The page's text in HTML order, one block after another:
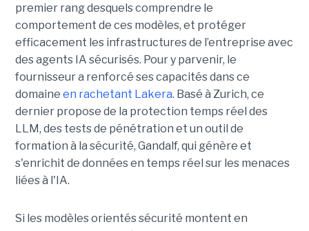
premier rang desquels comprendre le
comportement de ces modèles, et protéger
efficacement les infrastructures de l’entreprise avec
des agents IA sécurisés. Pour y parvenir, le
fournisseur a renforcé ses capacités dans ce
domaine en rachetant Lakera. Basé à Zurich, ce
dernier propose de la protection temps réel des
LLM, des tests de pénétration et un outil de
formation à la sécurité, Gandalf, qui génère et
s'enrichit de données en temps réel sur les menaces
liées à l'IA.
Si les modèles orientés sécurité montent en